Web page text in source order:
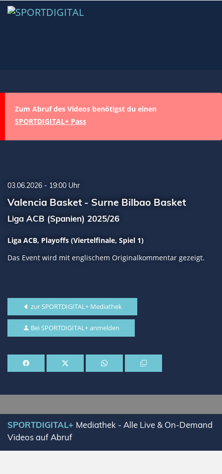
Zum Abruf des Videos benötigst du einen
SPORTDIGITAL+ Pass
03.06.2026 - 19:00 Uhr
Valencia Basket - Surne Bilbao Basket
Liga ACB (Spanien) 2025/26
Liga ACB, Playoffs (Viertelfinale, Spiel 1)
Das Event wird mit englischem Originalkommentar gezeigt.
zur SPORTDIGITAL+ Mediathek
Bei SPORTDIGITAL+ anmelden
SPORTDIGITAL+ Mediathek - Alle Live & On-Demand
Videos auf Abruf